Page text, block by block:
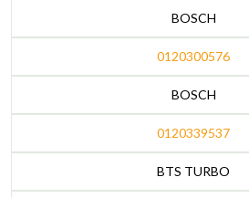
BOSCH
0120300576
BOSCH
0120339537
BTS TURBO